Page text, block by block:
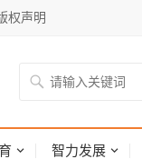
权声明
智力发展